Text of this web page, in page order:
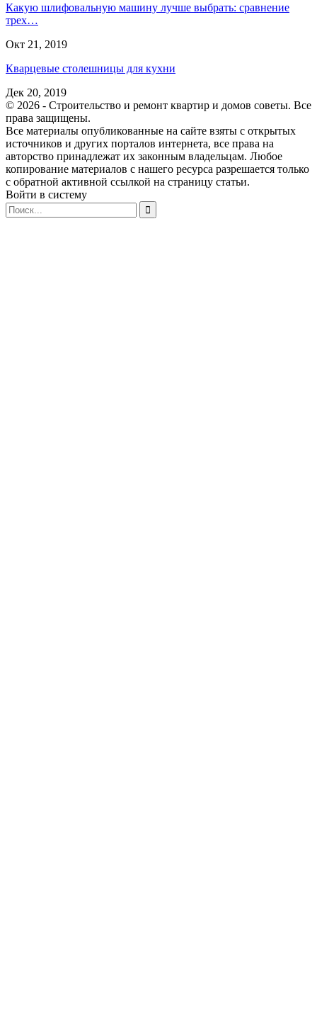
Какую шлифовальную машину лучше выбрать: сравнение
трех…
Окт 21, 2019
Кварцевые столешницы для кухни
Дек 20, 2019
© 2026 - Строительство и ремонт квартир и домов советы. Все
права защищены.
Все материалы опубликованные на сайте взяты с открытых
источников и других порталов интернета, все права на
авторство принадлежат их законным владельцам. Любое
копирование материалов с нашего ресурса разрешается только
с обратной активной ссылкой на страницу статьи.
Войти в систему